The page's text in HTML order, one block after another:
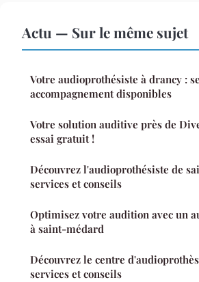
Actu — Sur le même sujet
Votre audioprothésiste à drancy :
accompagnement disponibles
Votre solution auditive près de
essai gratuit !
Découvrez l'audioprothésiste de
services et conseils
Optimisez votre audition avec un
à saint-médard
Découvrez le centre
services et conseils